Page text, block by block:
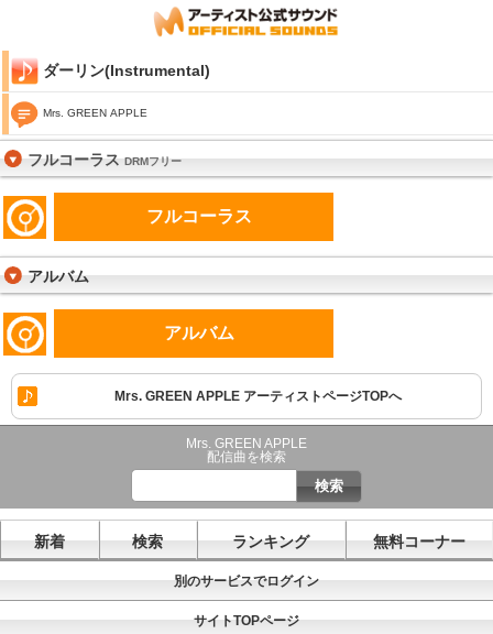
ダーリン(Instrumental)
Mrs. GREEN APPLE
フルコーラスDRMフリー
フルコーラス
アルバム
アルバム
Mrs. GREEN APPLE アーティストページTOPへ
Mrs. GREEN APPLE
配信曲を検索
新着 検索 ランキング 無料コーナー
別のサービスでログイン
サイトTOPページ